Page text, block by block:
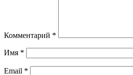
Комментарий *
Имя *
Email *